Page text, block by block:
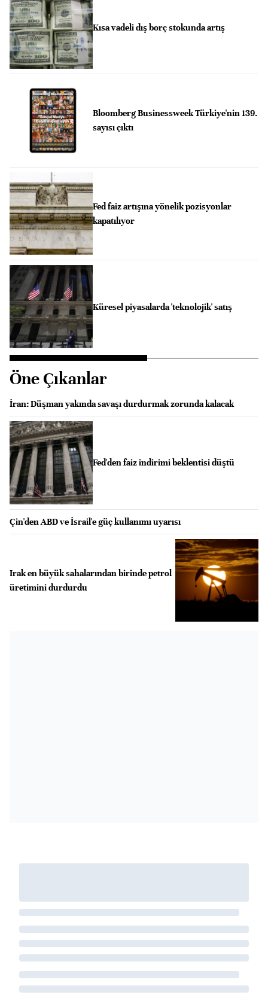
Kısa vadeli dış borç stokunda artış
Bloomberg Businessweek Türkiye'nin 139.
sayısı çıktı
Fed faiz artışına yönelik pozisyonlar
kapatılıyor
Küresel piyasalarda 'teknolojik' satış
Öne Çıkanlar
İran: Düşman yakında savaşı durdurmak zorunda kalacak
Fed'den faiz indirimi beklentisi düştü
Çin'den ABD ve İsrail'e güç kullanımı uyarısı
Irak en büyük sahalarından birinde petrol
üretimini durdurdu